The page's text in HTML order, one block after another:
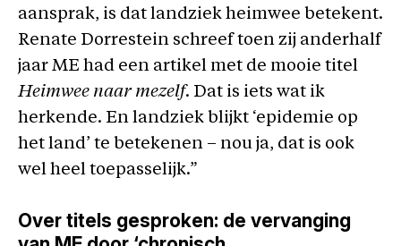
aansprak, is dat landziek heimwee betekent.
Renate Dorrestein schreef toen zij anderhalf
jaar ME had een artikel met de mooie titel
Heimwee naar mezelf. Dat is iets wat ik
herkende. En landziek blijkt ‘epidemie op
het land’ te betekenen – nou ja, dat is ook
wel heel toepasselijk.”
Over titels gesproken: de vervanging